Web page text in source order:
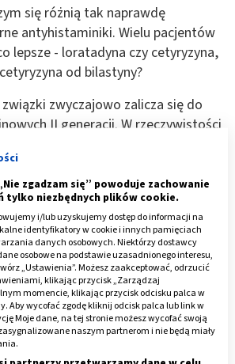
się różnią tak naprawdę
antyhistaminiki. Wielu pacjentów
lepsze - loratadyna czy cetyryzyna,
od bilastyny?
zwyczajowo zalicza się do
II generacji. W rzeczywistości
„trzecia generacja” leków
czy też należy je uznać za część
braku wyraźnych kryteriów
od siebie. Niektórzy jednak
bilastynę, desloratadynę,
Leki te mogą się
skutecznością i lepszym
zgadzam się” powoduje zachowanie
tylko niezbędnych plików cookie.
i/lub uzyskujemy dostęp do informacji na
identyfikatory w cookie i innych pamięciach
danych osobowych. Niektórzy dostawcy
osobowe na podstawie uzasadnionego interesu,
„Ustawienia”. Możesz zaakceptować, odrzucić
klikając przycisk „Zarządzaj
momencie, klikając przycisk odcisku palca w
Aby wycofać zgodę kliknij odcisk palca lub link w
Moje dane, na tej stronie możesz wycofać swoją
naszym partnerom i nie będą miały